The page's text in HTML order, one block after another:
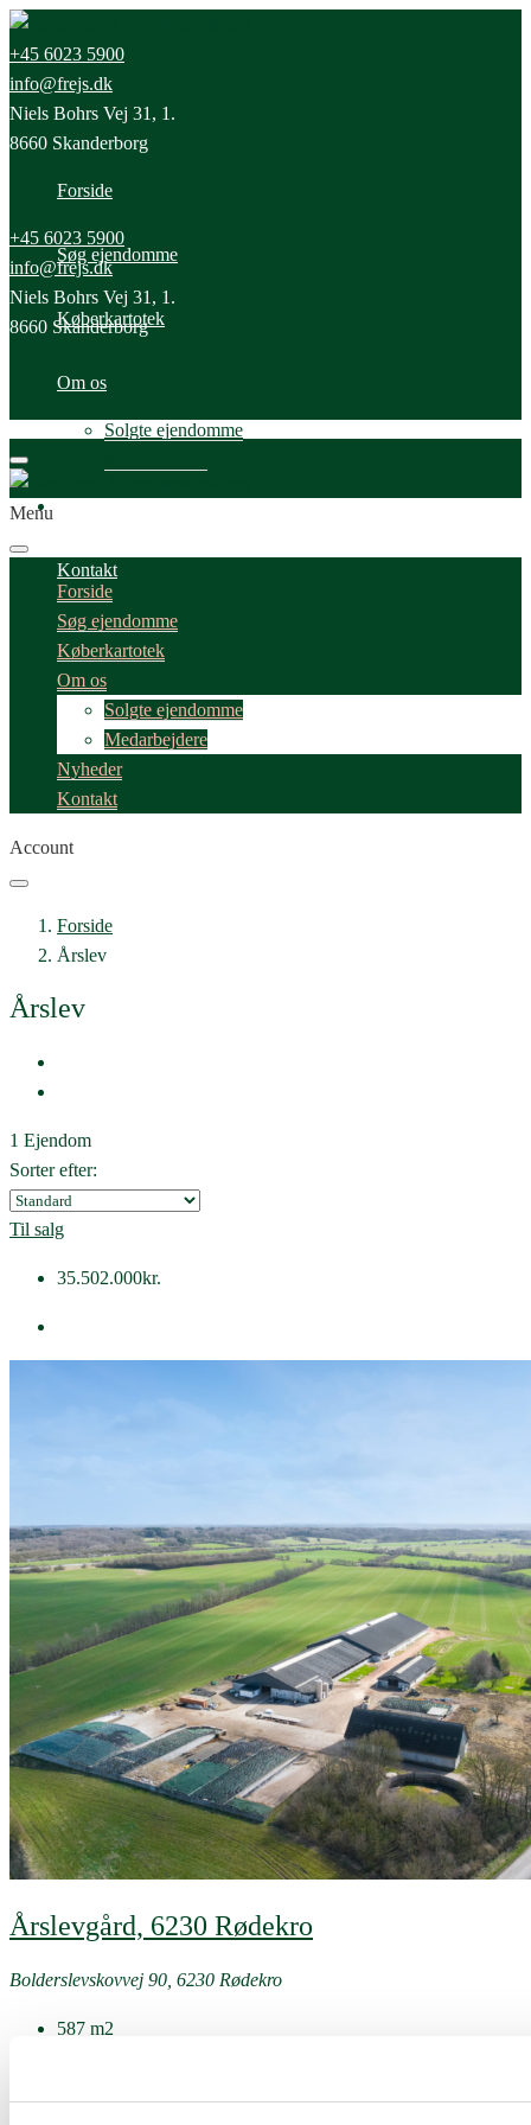
+45 6023 5900
info@frejs.dk
Niels Bohrs Vej 31, 1.
8660 Skanderborg
Forside
Søg ejendomme
Køberkartotek
Om os
Solgte ejendomme
Kontakt
+45 6023 5900
info@frejs.dk
Niels Bohrs Vej 31, 1.
8660 Skanderborg
Menu
Forside
Søg ejendomme
Køberkartotek
Om os
Solgte ejendomme
Medarbejdere
Nyheder
Kontakt
Account
Forside
Årslev
Årslev
1 Ejendom
Sorter efter:
Til salg
35.502.000kr.
Årslevgård, 6230 Rødekro
Bolderslevskovvej 90, 6230 Rødekro
587 m2
Detaljer